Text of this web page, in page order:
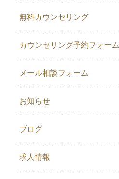
無料カウンセリング
カウンセリング予約フォーム
メール相談フォーム
お知らせ
ブログ
求人情報